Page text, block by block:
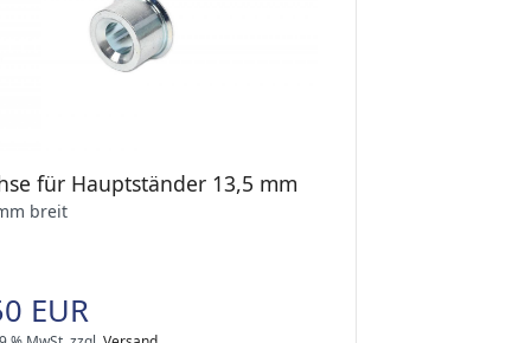
für Hauptständer 13,5 mm
breit
EUR